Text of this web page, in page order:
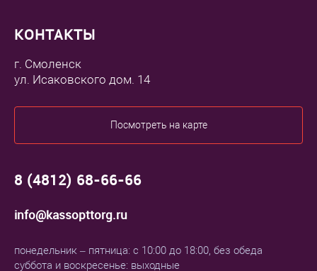
КОНТАКТЫ
г. Смоленск
ул. Исаковского дом. 14
Посмотреть на карте
8 (4812) 68-66-66
info@kassopttorg.ru
понедельник – пятница: с 10:00 до 18:00, без обеда
суббота и воскресенье: выходные